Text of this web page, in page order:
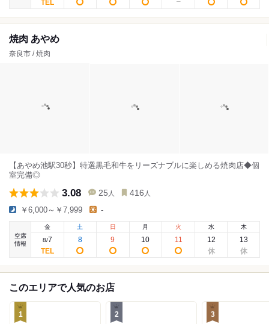
焼肉 あやめ
奈良市 / 焼肉
【あやめ池駅30秒】特選黒毛和牛をリーズナブルに楽しめる焼肉店◆個
室完備◎
3.08 25 人 416 人
￥6,000～￥7,999 -
空席
情報
金
8/7
土
8
日
9
月
10
火
11
水
12
木
13
このエリアで人気のお店
1 2 3